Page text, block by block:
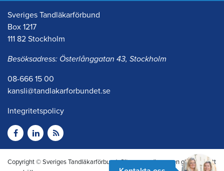
Sveriges Tandläkarförbund
Box 1217
111 82 Stockholm
Besöksadress: Österlånggatan 43, Stockholm
08-666 15 00
kansli@tandlakarforbundet.se
Integritetspolicy
Copyright © Sveriges Tandläkarförbund. Citera oss gärna men glöm inte att